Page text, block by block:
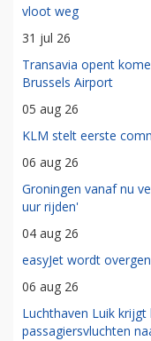
vloot weg
31 jul 26
Transavia opent
Brussels Airport
05 aug 26
KLM stelt eerste
06 aug 26
Groningen vanaf nu
uur rijden'
04 aug 26
easyJet wordt
06 aug 26
Luchthaven Luik
passagiersvluchten